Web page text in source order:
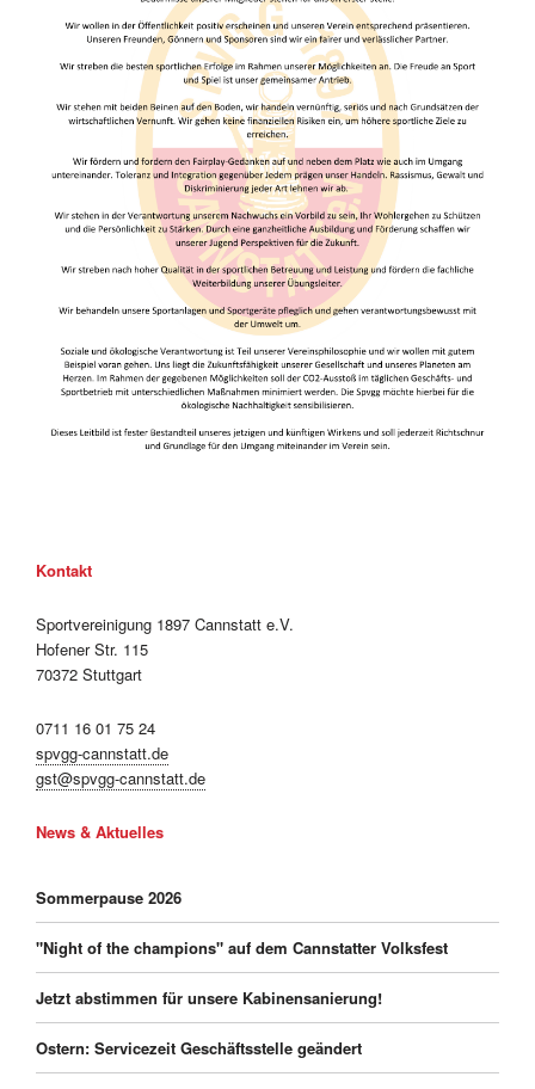
Kontakt
Sportvereinigung 1897 Cannstatt e.V.
Hofener Str. 115
70372 Stuttgart
0711 16 01 75 24
spvgg-cannstatt.de
gst@spvgg-cannstatt.de
News & Aktuelles
Sommerpause 2026
"Night of the champions" auf dem Cannstatter Volksfest
Jetzt abstimmen für unsere Kabinensanierung!
Ostern: Servicezeit Geschäftsstelle geändert